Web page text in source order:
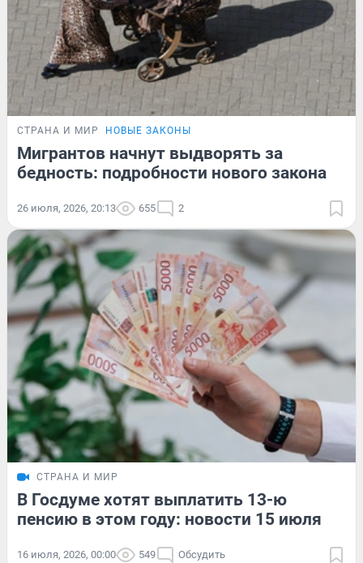
СТРАНА И МИР НОВЫЕ ЗАКОНЫ
Мигрантов начнут выдворять за
бедность: подробности нового закона
26 июля, 2026, 20:13 655 2
СТРАНА И МИР
В Госдуме хотят выплатить 13-ю
пенсию в этом году: новости 15 июля
16 июля, 2026, 00:00 549 Обсудить